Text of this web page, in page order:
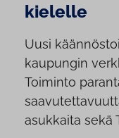
kielelle
Uusi
kaupungin
Toiminto
asukkaita sekä